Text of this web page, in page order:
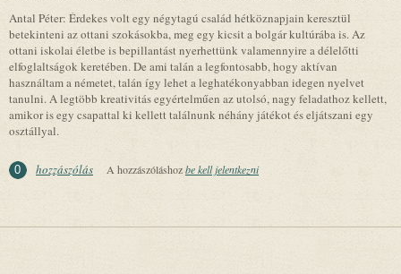
Antal Péter: Érdekes volt egy négytagú család hétköznapjain keresztül
betekinteni az ottani szokásokba, meg egy kicsit a bolgár kultúrába is. Az
ottani iskolai életbe is bepillantást nyerhettünk valamennyire a délelőtti
elfoglaltságok keretében. De ami talán a legfontosabb, hogy aktívan
használtam a németet, talán így lehet a leghatékonyabban idegen nyelvet
tanulni. A legtöbb kreativitás egyértelműen az utolsó, nagy feladathoz kellett,
amikor is egy csapattal ki kellett találnunk néhány játékot és eljátszani egy
osztállyal.
0 hozzászólás A hozzászóláshozbe kell jelentkezni